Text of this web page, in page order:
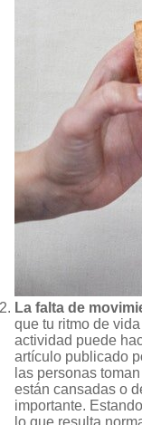
La falta de
que tu ritmo de
actividad puede
artículo publicado
las personas
están cansadas o
importante.
lo que resulta